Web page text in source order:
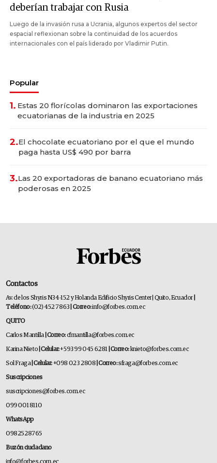
deberían trabajar con Rusia
Luego de la invasión rusa a Ucrania, algunos expertos del sector
espacial reflexionan sobre la continuidad de los acuerdos
internacionales con el país liderado por Vladimir Putin.
Popular
1. Estas 20 florícolas dominaron las exportaciones
ecuatorianas de la industria en 2025
2.El chocolate ecuatoriano por el que el mundo
paga hasta US$ 490 por barra
3.Las 20 exportadoras de banano ecuatoriano más
poderosas en 2025
Contactos
Av. de los Shyris N34-152 y Holanda Edificio Shyris Center | Quito, Ecuador
Teléfono:(02) 452 7863 | Correo:info@forbes.com.ec
QUITO
Carlos Mantilla | Correo:cfmantilla@forbes.com.ec
Karina Nieto | Celular:+593 99 045 6281 | Correo:knieto@forbes.com.ec
Sol Fraga| Celular:+098 023 2808 | Correo:sfraga@forbes.com.ec
Suscripciones
suscripciones@forbes.com.ec
099 001 8110
WhatsApp
0982528765
Buzón ciudadano